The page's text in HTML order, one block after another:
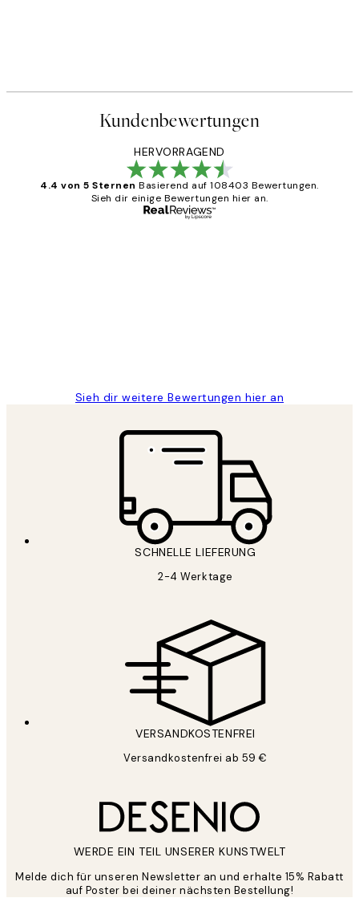
Kundenbewertungen
HERVORRAGEND
4.4 von 5 Sternen Basierend auf 108403 Bewertungen.
Sieh dir einige Bewertungen hier an.
Sieh dir weitere Bewertungen hier an
SCHNELLE LIEFERUNG
2-4 Werktage
VERSANDKOSTENFREI
Versandkostenfrei ab 59 €
WERDE EIN TEIL UNSERER KUNSTWELT
Melde dich für unseren Newsletter an und erhalte 15% Rabatt
auf Poster bei deiner nächsten Bestellung!